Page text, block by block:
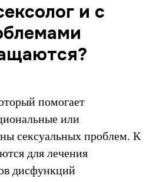
и с
помогает
или
сексуальных проблем. К
для лечения
дисфункций